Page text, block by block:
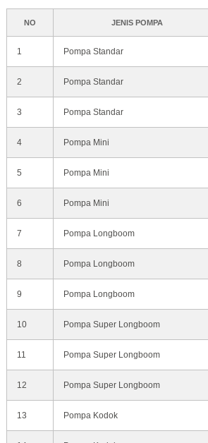
NO JENIS POMPA
1 Pompa Standar
2 Pompa Standar
3 Pompa Standar
4 Pompa Mini
5 Pompa Mini
6 Pompa Mini
7 Pompa Longboom
8 Pompa Longboom
9 Pompa Longboom
10 Pompa Super Longboom
11 Pompa Super Longboom
12 Pompa Super Longboom
13 Pompa Kodok